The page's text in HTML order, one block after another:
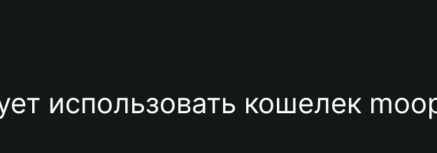
использовать кошелек